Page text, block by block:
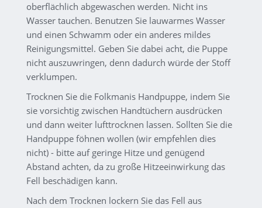
oberflächlich abgewaschen werden. Nicht ins
Wasser tauchen. Benutzen Sie lauwarmes Wasser
und einen Schwamm oder ein anderes mildes
Reinigungsmittel. Geben Sie dabei acht, die Puppe
nicht auszuwringen, denn dadurch würde der Stoff
verklumpen.
Trocknen Sie die Folkmanis Handpuppe, indem Sie
sie vorsichtig zwischen Handtüchern ausdrücken
und dann weiter lufttrocknen lassen. Sollten Sie die
Handpuppe föhnen wollen (wir empfehlen dies
nicht) - bitte auf geringe Hitze und genügend
Abstand achten, da zu große Hitzeeinwirkung das
Fell beschädigen kann.
Nach dem Trocknen lockern Sie das Fell aus